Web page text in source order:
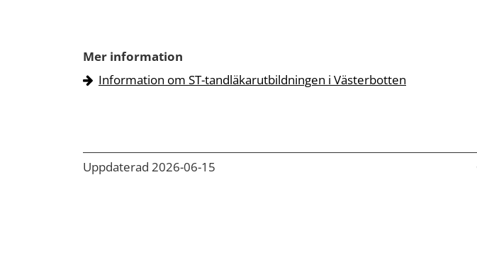
Mer information
Information om ST-tandläkarutbildningen i Västerbotten
Uppdaterad 2026-06-15